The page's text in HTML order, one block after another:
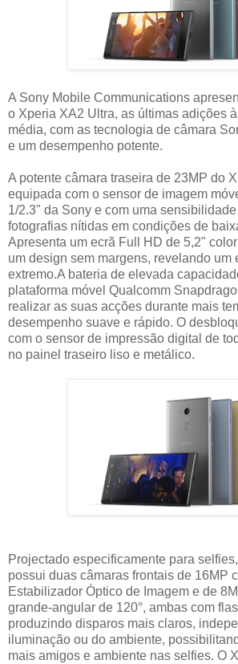
A Sony Mobile Communications
o Xperia XA2 Ultra, as últimas adições
média, com as tecnologia de câmara
e um desempenho potente.
A potente câmara traseira de 23MP do
equipada com o sensor de imagem
1/2.3" da Sony e com uma
fotografias nítidas em condições de
Apresenta um ecrã Full HD de 5,2"
um design sem margens, revelando um
extremo.A bateria de elevada
plataforma móvel Qualcomm
realizar as suas acções durante mais
desempenho suave e rápido. O
com o sensor de impressão digital de
no painel traseiro liso e metálico.
Projectado especificamente para
possui duas câmaras frontais de 16MP
Estabilizador Óptico de Imagem e de
grande-angular de 120°, ambas com
produzindo disparos mais claros,
iluminação ou do ambiente,
mais amigos e ambiente nas selfies. O